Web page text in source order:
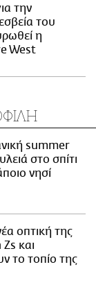
την
του
η
West
summer
στο σπίτι
νησί
οπτική της
και
το τοπίο της